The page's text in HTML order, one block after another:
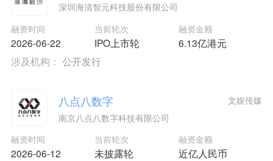
深圳海清智元科技股份有限公司
融资时间
2026-06-22
当前轮次
IPO上市轮
融资金额
6.13亿港元
涉及机构： 公开发行
八点八数字
南京八点八数字科技有限公司
融资时间
2026-06-12
当前轮次
未披露轮
融资金额
近亿人民币
文娱传媒